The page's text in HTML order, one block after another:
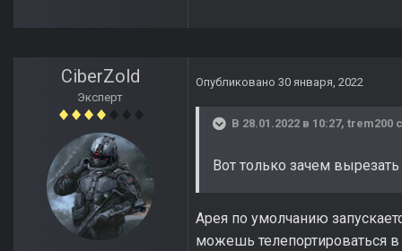
CiberZold
Эксперт
Опубликовано 30 января, 2022
В 28.01.2022 в 10:27, trem200
Вот только зачем вырезать
Арея по умолчанию
можешь телепортироваться